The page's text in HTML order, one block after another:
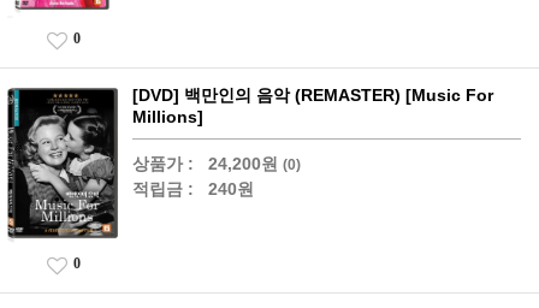
0
[DVD] 백만인의 음악 (REMASTER) [Music For
Millions]
상품가 : 24,200원 (0)
적립금 : 240원
0